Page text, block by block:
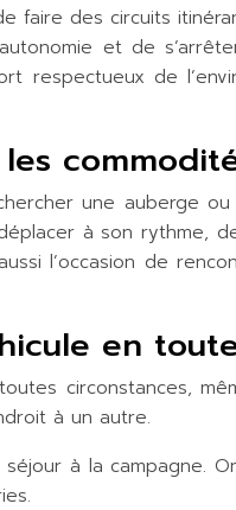
faire des circuits
et de
respectueux de
une auberge
à son rythme,
l’occasion de
en
circonstances,
à un autre.
à la campagne.